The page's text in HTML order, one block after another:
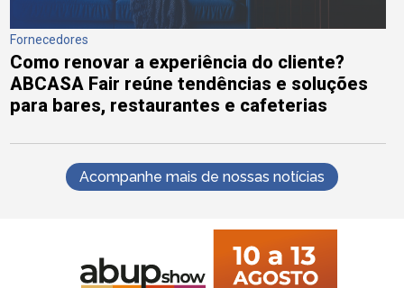
Fornecedores
Como renovar a experiência do cliente?
ABCASA Fair reúne tendências e soluções
para bares, restaurantes e cafeterias
Acompanhe mais de nossas notícias